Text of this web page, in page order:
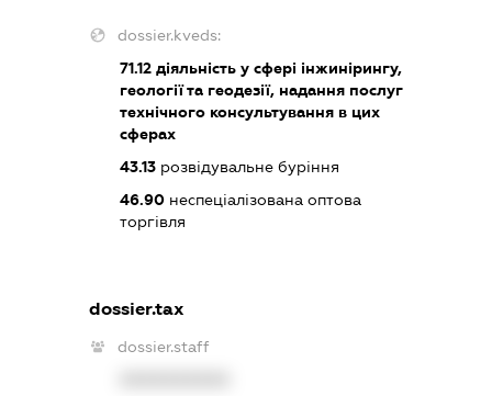
dossier.kveds:
71.12діяльність у сфері інжинірингу,
геології та геодезії, надання послуг
технічного консультування в цих
сферах
43.13розвідувальне буріння
46.90неспеціалізована оптова
торгівля
dossier.tax
dossier.staff